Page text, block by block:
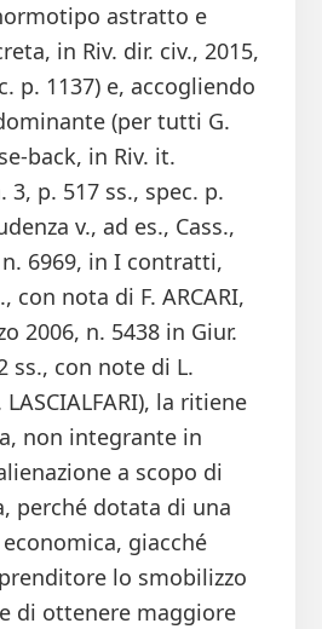
astratto e
in Riv. dir. civ., 2015,
p. 1137) e, accogliendo
(per tutti G.
back, in Riv. it.
3, p. 517 ss., spec. p.
v., ad es., Cass.,
6969, in I contratti,
con nota di F. ARCARI,
2006, n. 5438 in Giur.
ss., con note di L.
la ritiene
non integrante in
a scopo di
perché dotata di una
giacché
lo smobilizzo
di ottenere maggiore